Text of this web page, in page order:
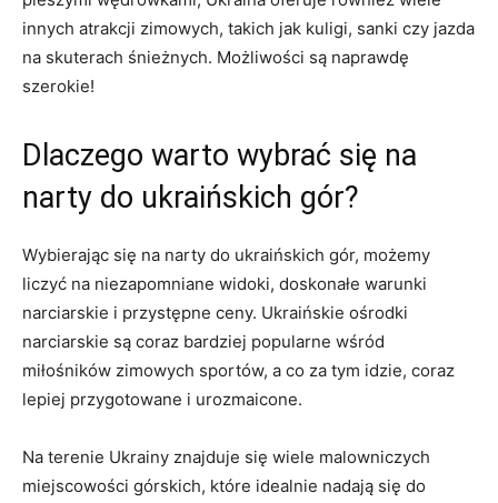
innych atrakcji zimowych,‌ takich⁢ jak kuligi, sanki czy jazda
na‍ skuterach śnieżnych. Możliwości są naprawdę
szerokie!
Dlaczego warto wybrać się na
narty do​ ukraińskich‌ gór?
Wybierając się na narty ⁤do ukraińskich gór, możemy
liczyć ​na niezapomniane widoki,⁣ doskonałe warunki ​
narciarskie i przystępne ceny. Ukraińskie ośrodki
narciarskie są coraz bardziej popularne wśród
miłośników zimowych sportów, a⁣ co za tym⁤ idzie, coraz
lepiej ⁣przygotowane i urozmaicone.
Na terenie Ukrainy znajduje się wiele malowniczych
miejscowości górskich, które idealnie ‍nadają się do